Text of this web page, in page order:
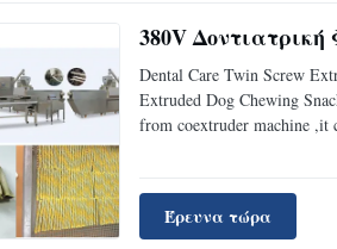
380V
Dental Care Twin Screw
Extruded Dog Chewing
from coextruder machine ,it
Έρευνα τώρα